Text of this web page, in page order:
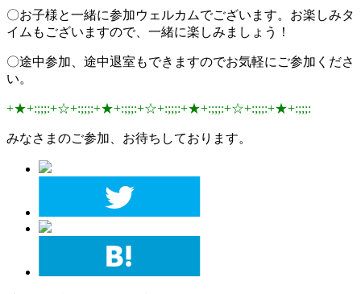
〇お子様と一緒に参加ウェルカムでございます。お楽しみタ
イムもございますので、一緒に楽しみましょう！
〇途中参加、途中退室もできますのでお気軽にご参加くださ
い。
+★+:;;;:+☆+:;;;:+★+:;;;:+☆+:;;;:+★+:;;;:+☆+:;;;:+★+:;;;:
みなさまのご参加、お待ちしております。